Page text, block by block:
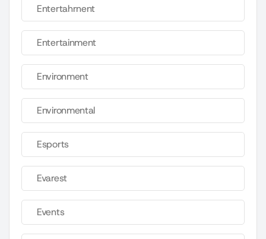
Entertahrnent
Entertainment
Environment
Environmental
Esports
Evarest
Events